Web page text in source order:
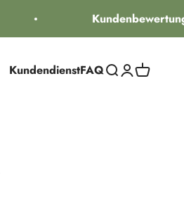
Kundenbewertung
KundendienstFAQSuche öffnen